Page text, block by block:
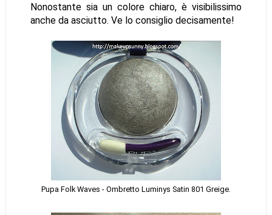
Nonostante sia un colore chiaro, è visibilissimo
anche da asciutto. Ve lo consiglio decisamente!
Pupa Folk Waves - Ombretto Luminys Satin 801 Greige.